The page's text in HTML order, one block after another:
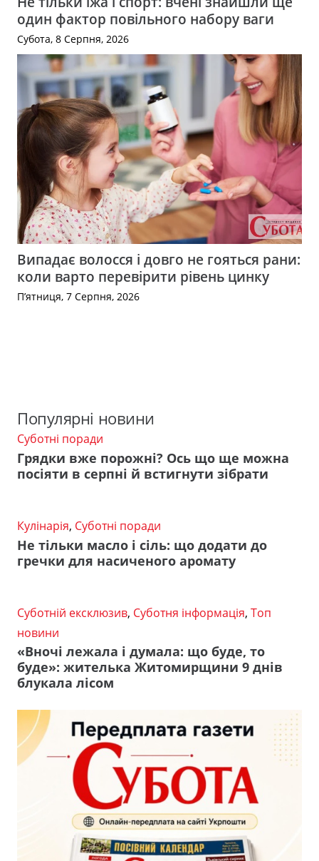
один фактор повільного набору ваги
Субота, 8 Серпня, 2026
Випадає волосся і довго не гояться рани:
коли варто перевірити рівень цинку
П’ятниця, 7 Серпня, 2026
Популярні новини
Суботні поради
Грядки вже порожні? Ось що ще можна
посіяти в серпні й встигнути зібрати
Кулінарія, Суботні поради
Не тільки масло і сіль: що додати до
гречки для насиченого аромату
Суботній ексклюзив, Суботня інформація, Топ
новини
«Вночі лежала і думала: що буде, то
буде»: жителька Житомирщини 9 днів
блукала лісом